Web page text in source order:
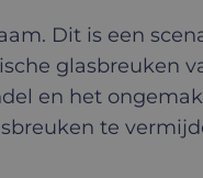
Dit is een
glasbreuken
en het
te